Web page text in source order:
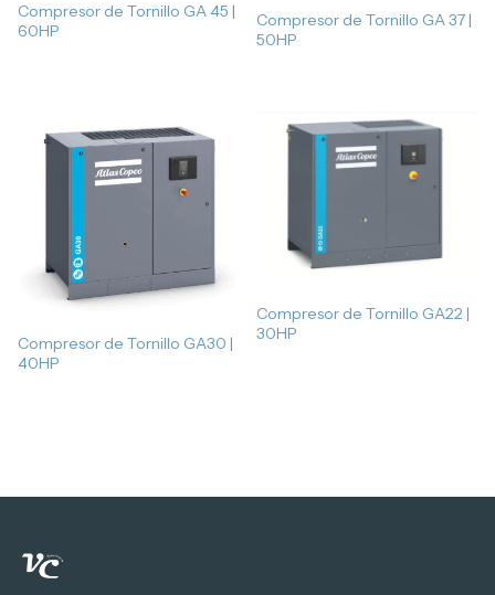
Compresor de Tornillo GA 45 |
60HP
Compresor de Tornillo GA 37 |
50HP
Compresor de Tornillo GA30 |
40HP
Compresor de Tornillo GA22 |
30HP